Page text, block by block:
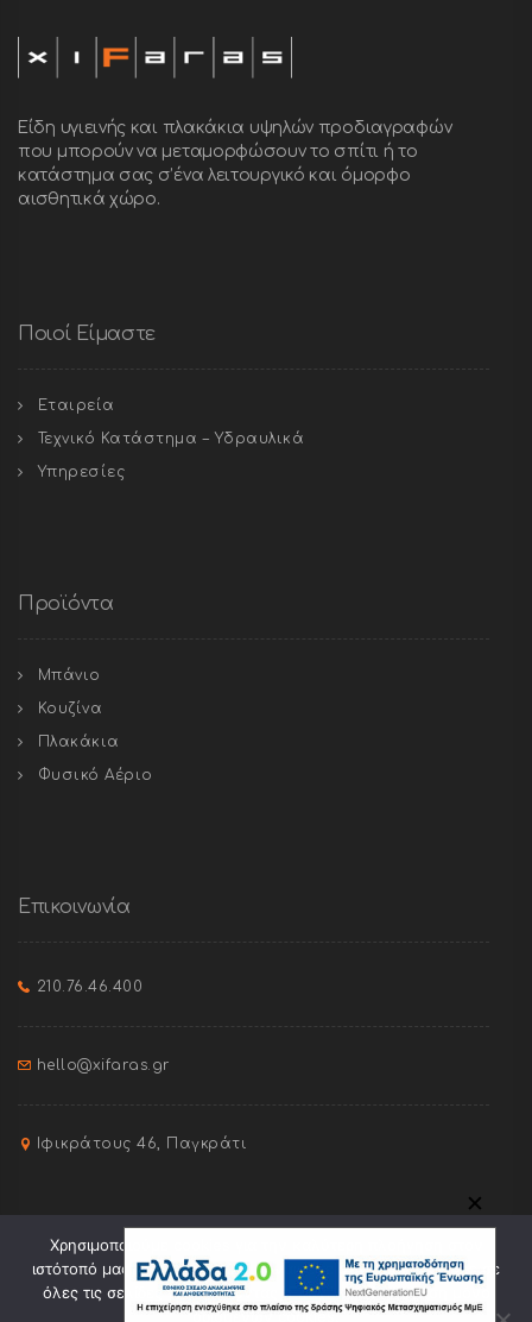
Είδη υγιεινής και πλακάκια υψηλών προδιαγραφών
που μπορούν να μεταμορφώσουν το σπίτι ή το
κατάστημα σας σ’ένα λειτουργικό και όμορφο
αισθητικά χώρο.
Ποιοί Είμαστε
Εταιρεία
Τεχνικό Κατάστημα – Υδραυλικά
Υπηρεσίες
Προϊόντα
Μπάνιο
Κουζίνα
Πλακάκια
Φυσικό Αέριο
Επικοινωνία
210.76.46.400
hello@xifaras.gr
Ιφικράτους 46, Παγκράτι
Χρησιμοποιούμε cookies για την καλύτερη πλοήγηση στον
ιστότοπό μας. Πατώντας "Οk" συναινείτε στη χρήση cookies σε
όλες τις σελίδες του. Πατώντας "Ελαχ." θα γίνει χρήση μόνο
ορισμένων cookies.
✕